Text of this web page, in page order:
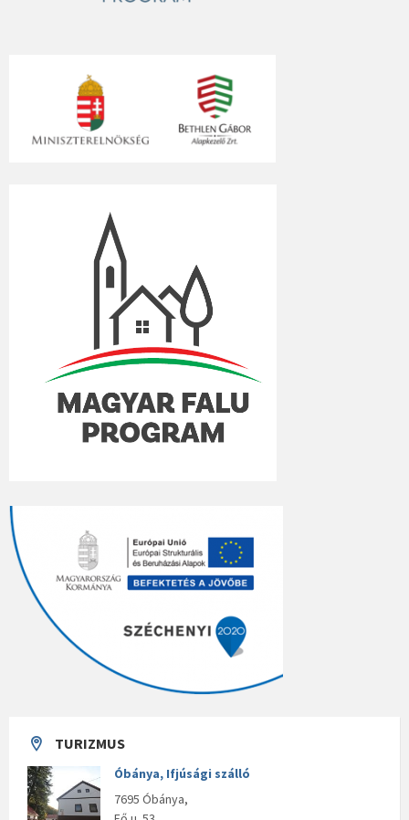
TURIZMUS
Óbánya, Ifjúsági szálló
7695 Óbánya,